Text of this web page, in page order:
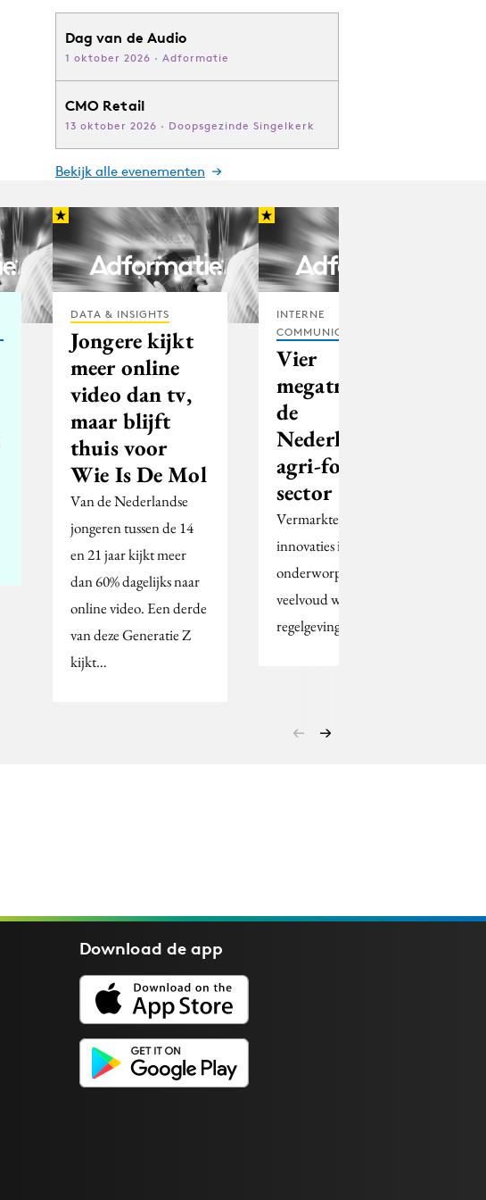
Dag van de Audio
1 oktober 2026 · Adformatie
CMO Retail
13 oktober 2026 · Doopsgezinde Singelkerk
Bekijk alle evenementen
DATA & INSIGHTS
Jongere kijkt
meer online
video dan tv,
maar blijft
thuis voor
Wie Is De Mol
Van de Nederlandse
jongeren tussen de 14
en 21 jaar kijkt meer
dan 60% dagelijks naar
online video. Een derde
van deze Generatie Z
kijkt…
INTERNE
COMMUNICATIE
Vier
megatrends in
de
Nederlandse
agri-food
sector
Vermarkten van
innovaties is
onderworpen aan
veelvoud wet- en
regelgeving.
Download deapp